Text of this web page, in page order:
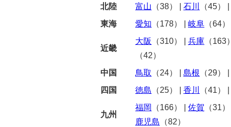
北陸
富山 （38） 石川 （45）
東海
愛知 （178） 岐阜 （64）
近畿
大阪 （310） 兵庫 （163）
（42）
中国
鳥取 （24） 島根 （29）
四国
徳島 （25） 香川 （41）
九州
福岡 （166） 佐賀 （31）
鹿児島 （82）